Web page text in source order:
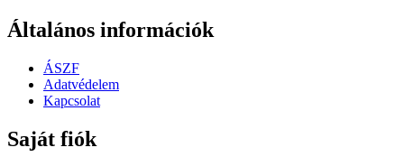
Általános információk
ÁSZF
Adatvédelem
Kapcsolat
Saját fiók